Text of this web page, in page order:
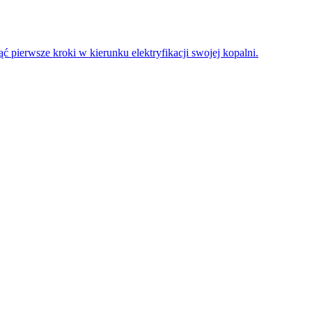
pierwsze kroki w kierunku elektryfikacji swojej kopalni.